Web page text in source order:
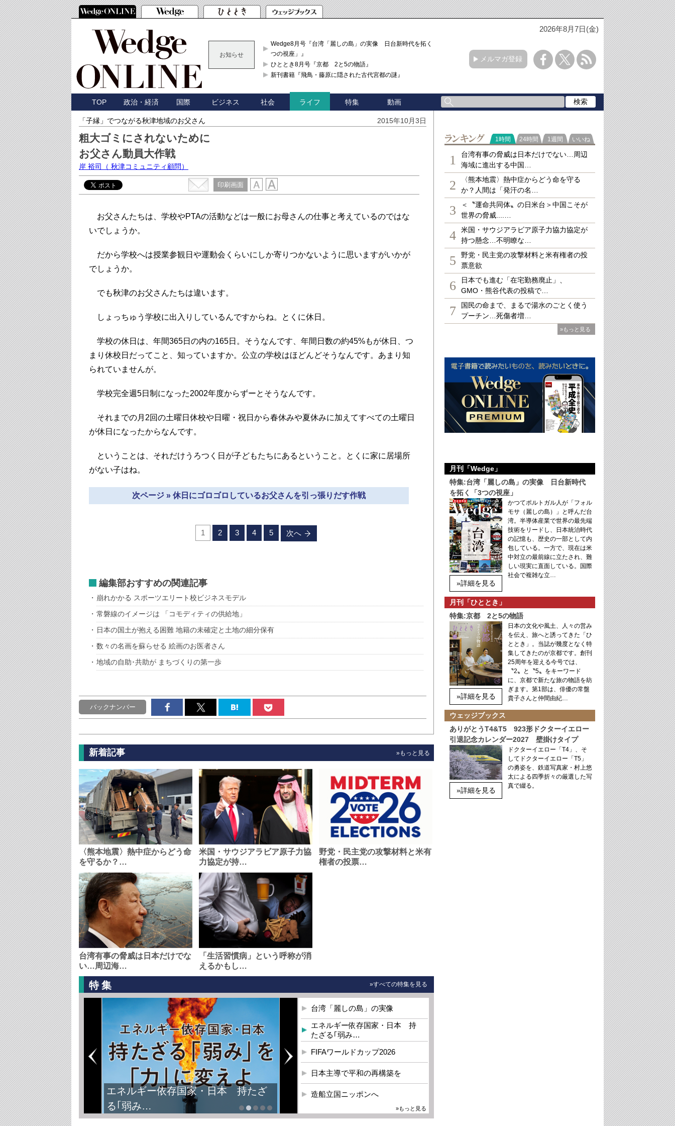
2026年8月7日(金)
お知らせ
Wedge8月号『台湾「麗しの島」の実像 日台新時代を拓く「3
つの視座」』
ひととき8月号『京都 2と5の物語』
新刊書籍『飛鳥・藤原に隠された古代宮都の謎』
メルマガ登録
TOP 政治・経済 国際 ビジネス 社会 ライフ 特集 動画
「子縁」でつながる秋津地域のお父さん 2015年10月3日
粗大ゴミにされないために
お父さん動員大作戦
岸 裕司 （ 秋津コミュニティ顧問）
印刷画面
お父さんたちは、学校やPTAの活動などは一般にお母さんの仕事と考えているのではな
いでしょうか。
だから学校へは授業参観日や運動会くらいにしか寄りつかないように思いますがいかが
でしょうか。
でも秋津のお父さんたちは違います。
しょっちゅう学校に出入りしているんですからね。とくに休日。
学校の休日は、年間365日の内の165日。そうなんです、年間日数の約45%もが休日、つ
まり休校日だってこと、知っていますか。公立の学校はほどんどそうなんです。あまり知
られていませんが。
学校完全週5日制になった2002年度からずーとそうなんです。
それまでの月2回の土曜日休校や日曜・祝日から春休みや夏休みに加えてすべての土曜日
が休日になったからなんです。
ということは、それだけうろつく日が子どもたちにあるということ。とくに家に居場所
がない子はね。
次ページ » 休日にゴロゴロしているお父さんを引っ張りだす作戦
1 2 3 4 5 次へ
編集部おすすめの関連記事
崩れかかる スポーツエリート校ビジネスモデル
常磐線のイメージは 「コモディティの供給地」
日本の国土が抱える困難 地籍の未確定と土地の細分保有
数々の名画を蘇らせる 絵画のお医者さん
地域の自助･共助が まちづくりの第一歩
バックナンバー
新着記事 »もっと見る
〈熊本地震〉熱中症からどう命
を守るか？…
米国・サウジアラビア原子力協
力協定が持…
野党・民主党の攻撃材料と米有
権者の投票…
台湾有事の脅威は日本だけでな
い…周辺海…
「生活習慣病」という呼称が消
えるかもし…
特集 »すべての特集を見る
エネルギー依存国家・日本 持たざ
る｢弱み…
台湾「麗しの島」の実像
エネルギー依存国家・日本 持
たざる｢弱み…
FIFAワールドカップ2026
日本主導で平和の再構築を
造船立国ニッポンへ
»もっと見る
ランキング
1時間 24時間 1週間 いいね
1
台湾有事の脅威は日本だけでない…周辺
海域に進出する中国…
2
〈熊本地震〉熱中症からどう命を守る
か？人間は「発汗の名…
3
＜〝運命共同体〟の日米台＞中国こそが
世界の脅威....…
4
米国・サウジアラビア原子力協力協定が
持つ懸念…不明瞭な…
5
野党・民主党の攻撃材料と米有権者の投
票意欲
6
日本でも進む「在宅勤務廃止」、
GMO・熊谷代表の投稿で…
7
国民の命まで、まるで湯水のごとく使う
プーチン…死傷者増…
»もっと見る
月刊「Wedge」
特集:台湾「麗しの島」の実像 日台新時代
を拓く「3つの視座」
»詳細を見る
かつてポルトガル人が「フォル
モサ（麗しの島）」と呼んだ台
湾。半導体産業で世界の最先端
技術をリードし、日本統治時代
の記憶も、歴史の一部として内
包している。一方で、現在は米
中対立の最前線に立たされ、難
しい現実に直面している。国際
社会で複雑な立…
月刊「ひととき」
特集:京都 2と5の物語
»詳細を見る
日本の文化や風土、人々の営み
を伝え、旅へと誘ってきた「ひ
ととき」。当誌が幾度となく特
集してきたのが京都です。創刊
25周年を迎える今号では、
〝2〟と〝5〟をキーワード
に、京都で新たな旅の物語を紡
ぎます。第1部は、俳優の常盤
貴子さんと仲間由紀…
ウェッジブックス
ありがとうT4&T5 923形ドクターイエロー
引退記念カレンダー2027 壁掛けタイプ
»詳細を見る
ドクターイエロー「T4」、そ
してドクターイエロー「T5」
の勇姿を、鉄道写真家・村上悠
太による四季折々の厳選した写
真で綴る。